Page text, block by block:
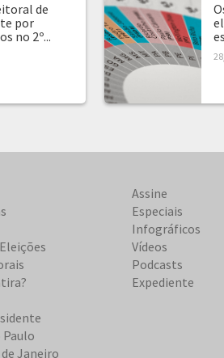
de
por
no 2º...
Paulo
Janeiro
Assine
Especiais
Infográficos
Vídeos
Podcasts
Expediente